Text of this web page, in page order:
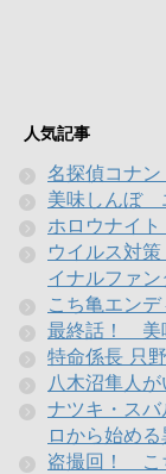
人気記事
名探偵コナ
美味しんぼ
ホロウナイ
ウイルス対
イナルファ
こち亀エン
最終話！ 美
特命係長 只
八木沼隼人
ナツキ・ス
ロから始め
盗撮回！ こ